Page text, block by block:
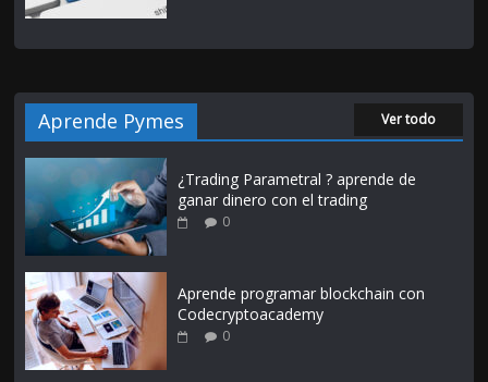
Aprende Pymes Ver todo
¿Trading Parametral ? aprende de
ganar dinero con el trading
0
Aprende programar blockchain con
Codecryptoacademy
0